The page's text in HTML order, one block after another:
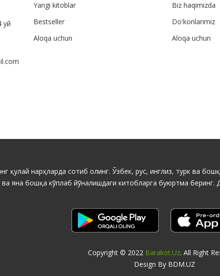
уй
Yangi kitoblar
Bestseller
Aloqa uchun
Biz haqimizda
Do'konlarimiz
Aloqa uchun
қулай нарҳларда сотиб олинг. Ўзбек, рус, инглиз, турк ва
яна бошқа кўплаб йўналишдаги китобларга буюртма беринг.
Copyright © 2022 Barakot.uz. All Right
Design By BDM.UZ